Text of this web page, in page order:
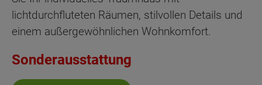
lichtdurchfluteten Räumen, stilvollen Details und
einem außergewöhnlichen Wohnkomfort.
Sonderausstattung